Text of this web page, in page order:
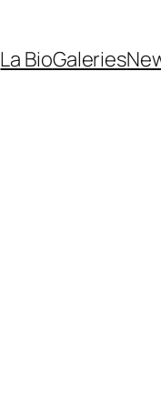
La BioGaleries